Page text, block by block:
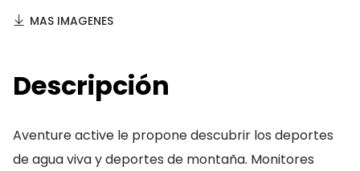
MAS IMAGENES
Descripción
Aventure active le propone descubrir los deportes
de agua viva y deportes de montaña. Monitores